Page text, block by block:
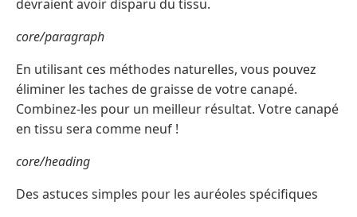
devraient avoir disparu du tissu.
core/paragraph
En utilisant ces méthodes naturelles, vous pouvez
éliminer les taches de graisse de votre canapé.
Combinez-les pour un meilleur résultat. Votre canapé
en tissu sera comme neuf !
core/heading
Des astuces simples pour les auréoles spécifiques